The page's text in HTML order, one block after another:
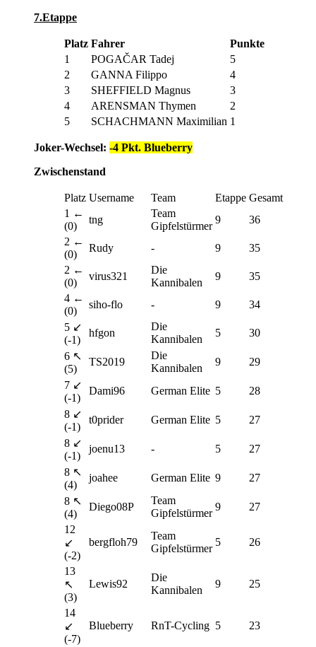
7.Etappe
Platz Fahrer
Punkte
1
POGAČAR Tadej
5
2
GANNA Filippo
4
3
SHEFFIELD Magnus
3
4
ARENSMAN Thymen
2
5
SCHACHMANN Maximilian 1
Joker-Wechsel: -4 Pkt. Blueberry
Zwischenstand
Platz Username Team Etappe Gesamt
1 ←
(0)
tng
Team
Gipfelstürmer
9
36
2 ←
(0)
Rudy - 9
35
2 ←
(0)
virus321
Die
Kannibalen
9
35
4 ←
(0)
siho-flo - 9
34
5 ↙
(-1)
hfgon
Die
Kannibalen
5
30
6 ↖
(5)
TS2019
Die
Kannibalen
9
29
7 ↙
(-1)
Dami96 German Elite 5
28
8 ↙
(-1)
t0prider German Elite 5
27
8 ↙
(-1)
joenu13 - 5
27
8 ↖
(4)
joahee German Elite 9
27
8 ↖
(4)
Diego08P
Team
Gipfelstürmer
9
27
12
↙
(-2)
bergfloh79
Team
Gipfelstürmer
5 26
13
↖
(3)
Lewis92
Die
Kannibalen
9 25
14
↙
(-7)
Blueberry RnT-Cycling 5 23